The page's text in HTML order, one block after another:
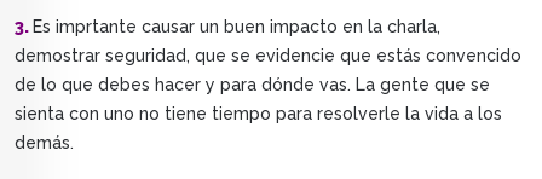
3. Es imprtante causar un buen impacto en la charla,
demostrar seguridad, que se evidencie que estás convencido
de lo que debes hacer y para dónde vas. La gente que se
sienta con uno no tiene tiempo para resolverle la vida a los
demás.